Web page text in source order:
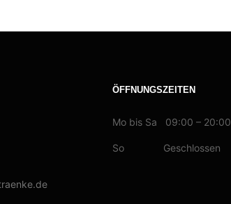
ÖFFNUNGSZEITEN
Mo bis Sa 09:00 – 20:00
So Geschlossen